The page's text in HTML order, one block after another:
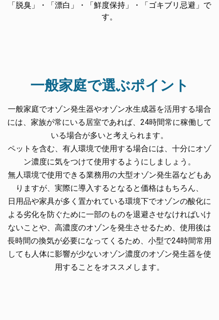
「脱臭」・「漂白」・「鮮度保持」・「ゴキブリ忌避」で
す。
一般家庭で選ぶポイント
一般家庭でオゾン発生器やオゾン水生成器を活用する場合
には、家族が常にいる居室であれば、24時間常に稼働して
いる場合が多いと考えられます。
ペットを含む、有人環境で使用する場合には、十分にオゾ
ン濃度に気をつけて使用するようにしましょう。
無人環境で使用できる業務用の大型オゾン発生器などもあ
りますが、実際に導入するとなると価格はもちろん、
日用品や家具が多く置かれている環境下でオゾンの酸化に
よる劣化を防ぐために一部のものを退避させなければいけ
ないことや、高濃度のオゾンを発生させるため、使用後は
長時間の換気が必要になってくるため、小型で24時間常用
しても人体に影響が少ないオゾン濃度のオゾン発生器を使
用することをオススメします。